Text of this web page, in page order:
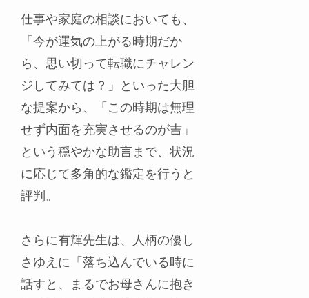
仕事や家庭の相談においても、
「今が運気の上がる時期だか
ら、思い切って転職にチャレン
ジしてみては？」といった大胆
な提案から、「この時期は無理
せず内面を充実させるのが吉」
という穏やかな助言まで、状況
に応じて多角的な鑑定を行うと
評判。
さらに有輝先生は、人柄の優し
さゆえに「落ち込んでいる時に
話すと、まるでお母さんに抱き